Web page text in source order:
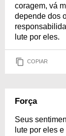
coragem, vá
depende dos
lute por eles.
COPIAR
Força
Seus
lute por eles